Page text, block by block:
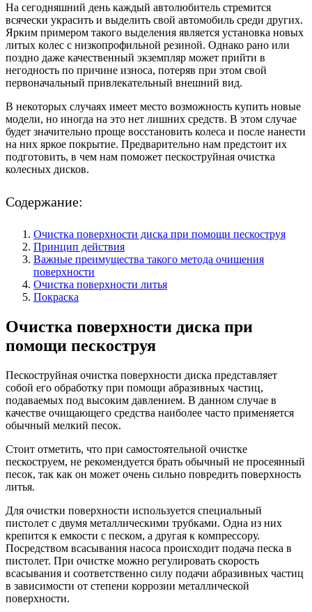
На сегодняшний день каждый автолюбитель стремится
всячески украсить и выделить свой автомобиль среди других.
Ярким примером такого выделения является установка новых
литых колес с низкопрофильной резиной. Однако рано или
поздно даже качественный экземпляр может прийти в
негодность по причине износа, потеряв при этом свой
первоначальный привлекательный внешний вид.
В некоторых случаях имеет место возможность купить новые
модели, но иногда на это нет лишних средств. В этом случае
будет значительно проще восстановить колеса и после нанести
на них яркое покрытие. Предварительно нам предстоит их
подготовить, в чем нам поможет пескоструйная очистка
колесных дисков.
Содержание:
Очистка поверхности диска при помощи пескоструя
Принцип действия
Важные преимущества такого метода очищения
поверхности
Очистка поверхности литья
Покраска
Очистка поверхности диска при
помощи пескоструя
Пескоструйная очистка поверхности диска представляет
собой его обработку при помощи абразивных частиц,
подаваемых под высоким давлением. В данном случае в
качестве очищающего средства наиболее часто применяется
обычный мелкий песок.
Стоит отметить, что при самостоятельной очистке
пескоструем, не рекомендуется брать обычный не просеянный
песок, так как он может очень сильно повредить поверхность
литья.
Для очистки поверхности используется специальный
пистолет с двумя металлическими трубками. Одна из них
крепится к емкости с песком, а другая к компрессору.
Посредством всасывания насоса происходит подача песка в
пистолет. При очистке можно регулировать скорость
всасывания и соответственно силу подачи абразивных частиц
в зависимости от степени коррозии металлической
поверхности.